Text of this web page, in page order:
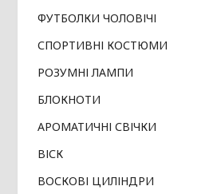
ФУТБОЛКИ ЧОЛОВІЧІ
СПОРТИВНІ КОСТЮМИ
РОЗУМНІ ЛАМПИ
БЛОКНОТИ
АРОМАТИЧНІ СВІЧКИ
ВІСК
ВОСКОВІ ЦИЛІНДРИ